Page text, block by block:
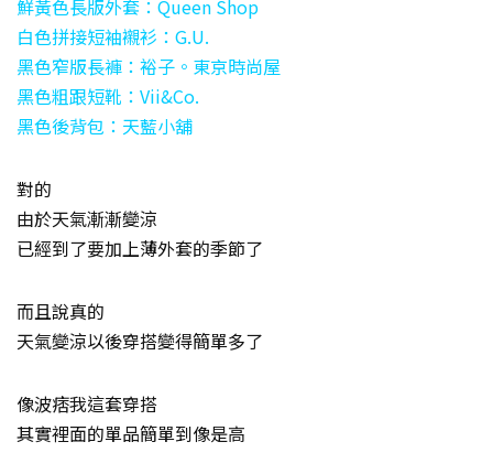
鮮黃色長版外套：Queen Shop
白色拼接短袖襯衫：G.U.
黑色窄版長褲：裕子。東京時尚屋
黑色粗跟短靴：Vii&Co.
黑色後背包：天藍小舖
對的
由於天氣漸漸變涼
已經到了要加上薄外套的季節了
而且說真的
天氣變涼以後穿搭變得簡單多了
像波痞我這套穿搭
其實裡面的單品簡單到像是高